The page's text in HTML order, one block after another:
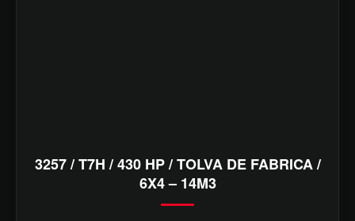
3257 / T7H / 430 HP / TOLVA DE FABRICA /
6X4 – 14M3